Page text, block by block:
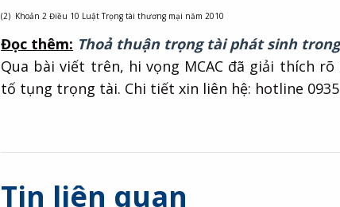
(2) Khoản 2 Điều 10 Luật Trọng tài thương mại năm 2010
Đọc thêm: Thoả thuận trọng tài phát sinh
Qua bài viết trên, hi vọng MCAC đã giải thích
tố tụng trọng tài. Chi tiết xin liên hệ: hotline 0935
Tin liên quan